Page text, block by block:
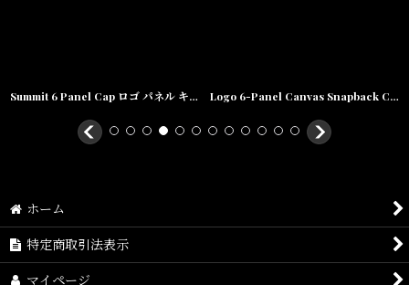
Summit 6 Panel Cap ロゴ パネル キャップ 帽子 Navy Olive Green Logo 6-Panel Canvas Snapback Cap ロゴ キャンバス パネル キャップ 帽子
ホーム
特定商取引法表示
マイページ